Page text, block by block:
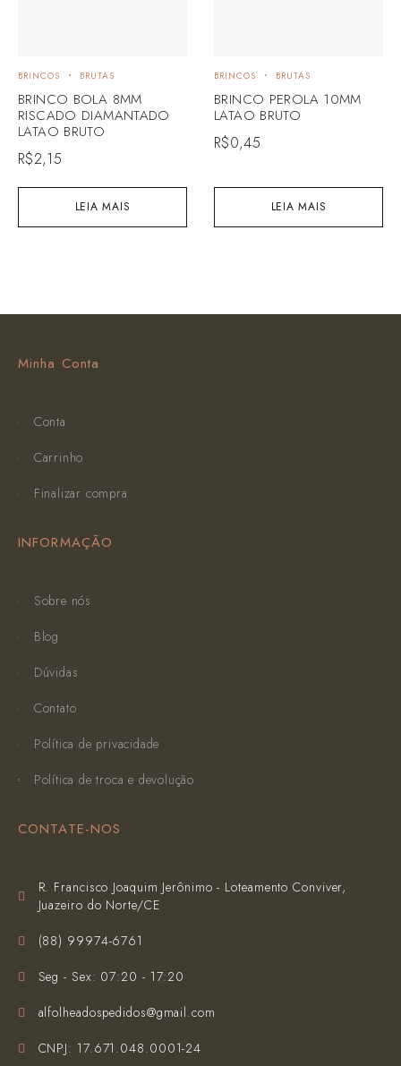
LEIA MAIS
BRINCOS BRUTAS
BRINCO BOLA 8MM
RISCADO DIAMANTADO
LATAO BRUTO
R$2,15
LEIA MAIS
BRINCOS BRUTAS
BRINCO PEROLA 10MM
LATAO BRUTO
R$0,45
Minha Conta
Conta
Carrinho
Finalizar compra
INFORMAÇÃO
Sobre nós
Blog
Dúvidas
Contato
Política de privacidade
Política de troca e devolução
CONTATE-NOS
R. Francisco Joaquim Jerônimo - Loteamento Conviver,
Juazeiro do Norte/CE
(‪88) 99974-6761‬
Seg - Sex: 07:20 - 17:20
alfolheadospedidos@gmail.com
CNPJ: 17.671.048.0001-24